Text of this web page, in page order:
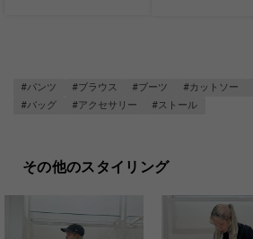
#パンツ #ブラウス #ブーツ #カットソー
#バッグ
#アクセサリー #ストール
その他のスタイリング